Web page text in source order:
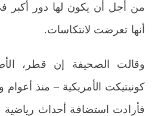
من أجل أن يكون لها دور أكبر
أنها تعرضت لانتكاسات.
وقالت الصحيفة إن قطر،
كونيتيكت الأمريكية – منذ أعوام
فأرادت استضافة أحداث رياضية